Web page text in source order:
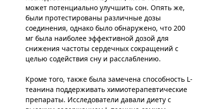
может потенциально улучшить сон. Опять же,
были протестированы различные дозы
соединения, однако было обнаружено, что 200
мг была наиболее эффективной дозой для
снижения частоты сердечных сокращений с
целью содействия сну и расслаблению.
Кроме того, также была замечена способность L-
теанина поддерживать химиотерапевтические
препараты. Исследователи давали диету с